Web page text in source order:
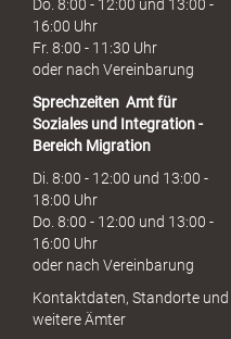
Do. 8:00 - 12:00 und 13:00 -
16:00 Uhr
Fr. 8:00 - 11:30 Uhr
oder nach Vereinbarung
Sprechzeiten Amt für
Soziales und Integration -
Bereich Migration
Di. 8:00 - 12:00 und 13:00 -
18:00 Uhr
Do. 8:00 - 12:00 und 13:00 -
16:00 Uhr
oder nach Vereinbarung
Kontaktdaten, Standorte und
weitere Ämter